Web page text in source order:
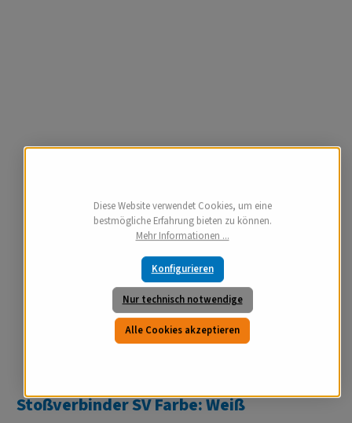
Stoßverbinder SV Farbe: Weiß
Diese Website verwendet Cookies, um eine
bestmögliche Erfahrung bieten zu können.
Mehr Informationen ...
Nur technisch notwendige
Konfigurieren
Alle Cookies akzeptieren